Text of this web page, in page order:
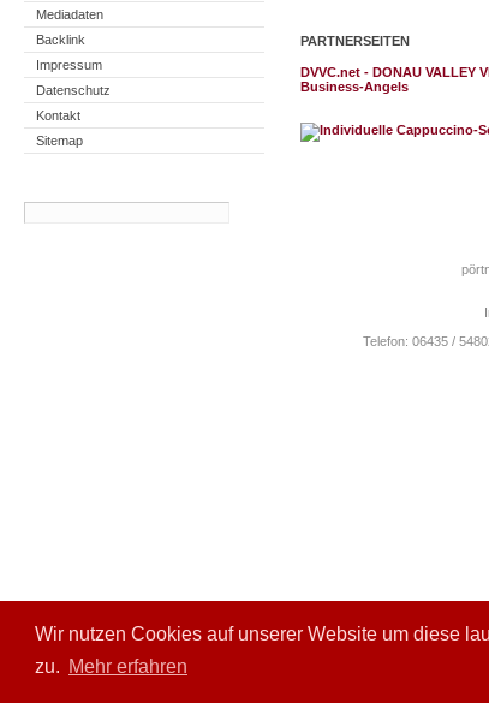
Wir nutzen Cookies auf unserer Website um diese
zu. Mehr erfahren
Mediadaten
Backlink
Impressum
Datenschutz
Kontakt
Sitemap
PARTNERSEITEN
DVVC.net - DONAU VALLEY
Business-Angels
Telefon: 06435 /